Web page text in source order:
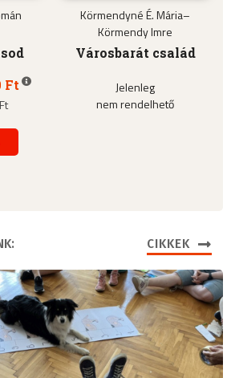
Ft
Körmendyné É. Mária–
Körmendy Imre
Városbarát család
Jelenleg
nem rendelhető
CIKKEK